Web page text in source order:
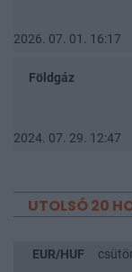
2026. 07. 01. 16:17
Földgáz
2024. 07. 29. 12:47
UTOLSÓ 20
EUR/HUF